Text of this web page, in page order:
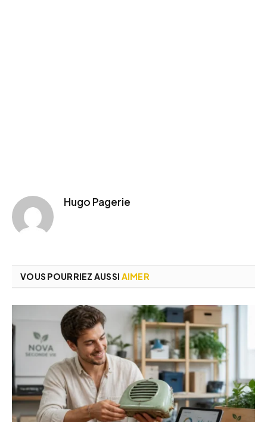
Hugo Pagerie
VOUS POURRIEZ AUSSI AIMER